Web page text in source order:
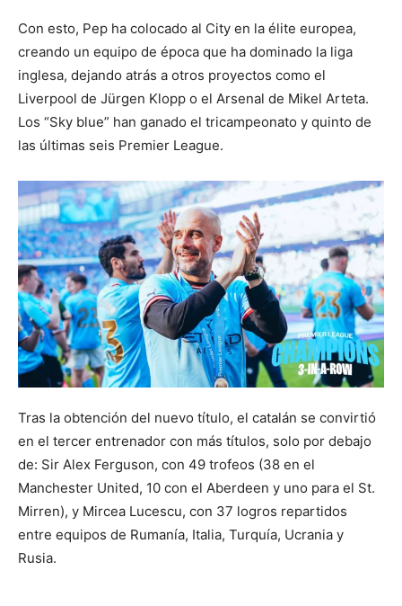
Con esto, Pep ha colocado al City en la élite europea,
creando un equipo de época que ha dominado la liga
inglesa, dejando atrás a otros proyectos como el
Liverpool de Jürgen Klopp o el Arsenal de Mikel Arteta.
Los “Sky blue” han ganado el tricampeonato y quinto de
las últimas seis Premier League.
Tras la obtención del nuevo título, el catalán se convirtió
en el tercer entrenador con más títulos, solo por debajo
de: Sir Alex Ferguson, con 49 trofeos (38 en el
Manchester United, 10 con el Aberdeen y uno para el St.
Mirren), y Mircea Lucescu, con 37 logros repartidos
entre equipos de Rumanía, Italia, Turquía, Ucrania y
Rusia.